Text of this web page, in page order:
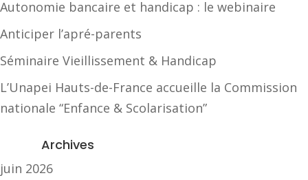
Autonomie bancaire et handicap : le webinaire
Anticiper l’apré-parents
Séminaire Vieillissement & Handicap
L’Unapei Hauts-de-France accueille la Commission
nationale “Enfance & Scolarisation”
Archives
juin 2026